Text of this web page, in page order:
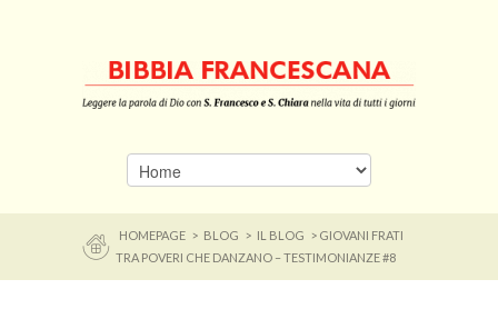
HOMEPAGE > BLOG > IL BLOG
> GIOVANI FRATI
TRA POVERI CHE DANZANO – TESTIMONIANZE #8